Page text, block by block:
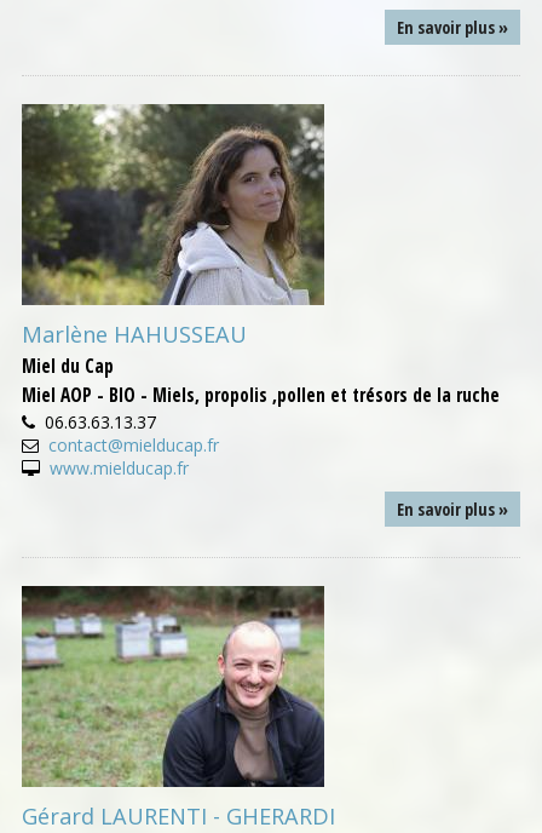
En savoir plus »
Marlène HAHUSSEAU
Miel du Cap
Miel AOP - BIO - Miels, propolis ,pollen et trésors de la ruche
06.63.63.13.37
contact@mielducap.fr
www.mielducap.fr
En savoir plus »
Gérard LAURENTI - GHERARDI